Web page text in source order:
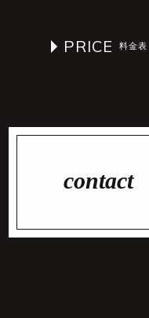
PRICE